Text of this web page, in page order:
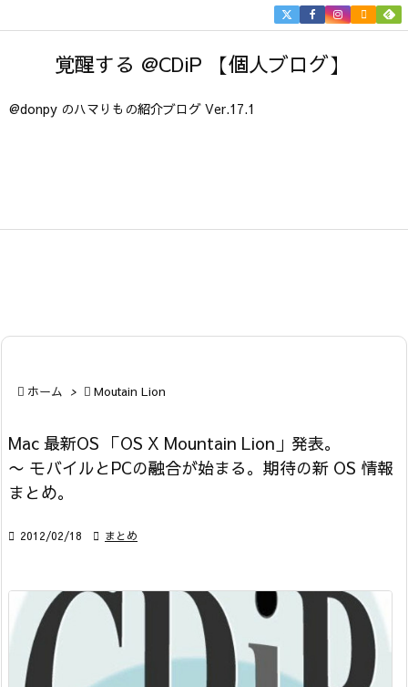
覚醒する @CDiP 【個人ブログ】
@donpy のハマりもの紹介ブログ Ver.17.1


 ホーム >  Moutain Lion
Mac 最新OS 「OS X Mountain Lion」発表。
〜 モバイルとPCの融合が始まる。期待の新 OS 情報
まとめ。
 2012/02/18  まとめ